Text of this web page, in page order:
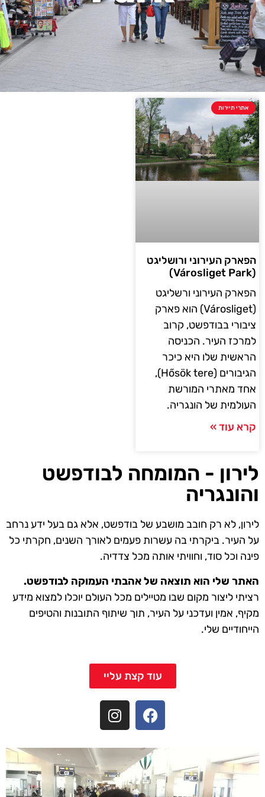
אתרי תיירות
הפארק העירוני ורושליגט
(Városliget Park)
הפארק העירוני ורשליגט
(Városliget) הוא פארק
ציבורי בבודפשט, קרוב
למרכז העיר. הכניסה
הראשית שלו היא כיכר
הגיבורים (Hősök tere),
אחד מאתרי המורשת
העולמית של הונגריה.
קרא עוד »
לירון - המומחה לבודפשט
והונגריה
לירון, לא רק חובב מושבע של בודפשט, אלא גם בעל ידע נרחב
על העיר. ביקרתי בה עשרות פעמים לאורך השנים, חקרתי כל
פינה וכל סוד, וחוויתי אותה מכל צדדיה.
האתר שלי הוא תוצאה של אהבתי העמוקה לבודפשט.
רציתי ליצור מקום שבו מטיילים מכל העולם יוכלו למצוא מידע
מקיף, אמין ועדכני על העיר, תוך שיתוף התובנות והטיפים
הייחודיים שלי.
עוד קצת עליי